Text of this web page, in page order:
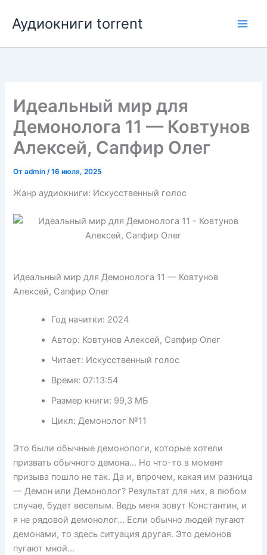
содержимому
Аудиокниги torrent
Идеальный мир для
Демонолога 11 — Ковтунов
Алексей, Сапфир Олег
Отadmin/16 июля, 2025
Жанр аудиокниги: Искусственный голос
Идеальный мир для Демонолога 11 — Ковтунов
Алексей, Сапфир Олег
Год начитки: 2024
Автор: Ковтунов Алексей, Сапфир Олег
Читает: Искусственный голос
Время: 07:13:54
Размер книги: 99,3 МБ
Цикл:Демонолог №11
Это были обычные демонологи, которые хотели
призвать обычного демона… Но что-то в момент
призыва пошло не так. Да и, впрочем, какая им разница
— Демон или Демонолог? Результат для них, в любом
случае, будет веселым. Ведь меня зовут Константин, и
я не рядовой демонолог… Если обычно людей пугают
демонами, то здесь ситуация другая. Это демонов
пугают мной…